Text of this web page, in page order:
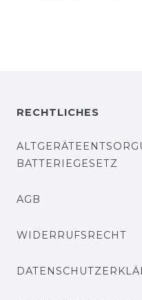
RECHTLICHES
BATTERIEGESETZ
AGB
WIDERRUFSRECHT